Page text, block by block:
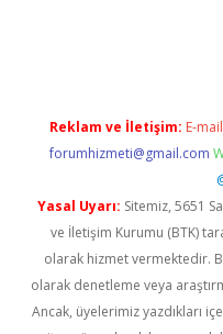
Reklam ve İletişim: E-
forumhizmeti@gmail.com
Yasal Uyarı: Sitemiz, 5651
ve İletişim Kurumu (BTK)
olarak hizmet vermektedir.
olarak denetleme veya
Ancak, üyelerimiz yazdıkları